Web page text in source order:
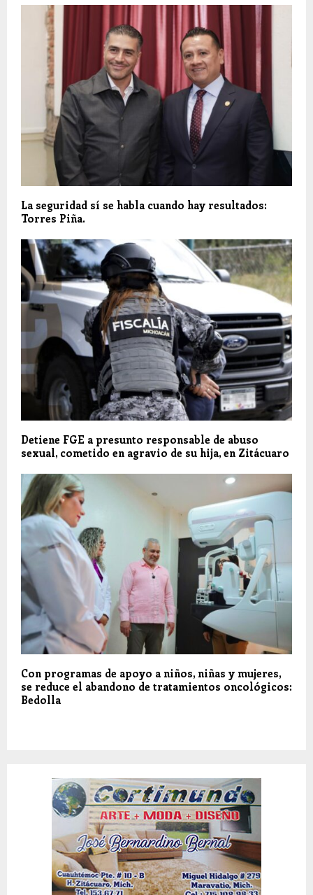
La seguridad sí se habla cuando hay resultados:
Torres Piña.
Detiene FGE a presunto responsable de abuso
sexual, cometido en agravio de su hija, en Zitácuaro
Con programas de apoyo a niños, niñas y mujeres,
se reduce el abandono de tratamientos oncológicos:
Bedolla